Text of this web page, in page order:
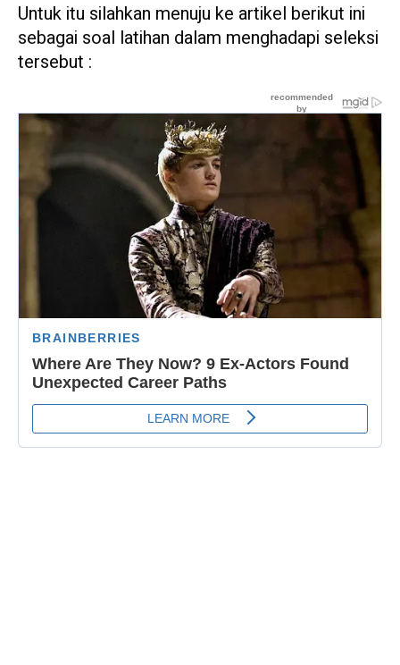
Untuk itu silahkan menuju ke artikel berikut ini
sebagai soal latihan dalam menghadapi seleksi
tersebut :